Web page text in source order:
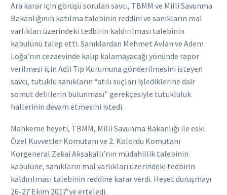
Ara karar için görüşü sorulan savcı, TBMM ve Milli Savunma
Bakanlığının katılma talebinin reddini ve sanıkların mal
varlıkları üzerindeki tedbirin kaldırılması talebinin
kabulünü talep etti. Sanıklardan Mehmet Avlan ve Adem
Loğa’nın cezaevinde kalıp kalamayacağı yönünde rapor
verilmesi için Adli Tıp Kurumuna gönderilmesini isteyen
savcı, tutuklu sanıkların “atılı suçları işlediklerine dair
somut delillerin bulunması” gerekçesiyle tutukluluk
hallerinin devam etmesini istedi.
Mahkeme heyeti, TBMM, Milli Savunma Bakanlığı ile eski
Özel Kuvvetler Komutanı ve 2. Kolordu Komutanı
Korgeneral Zekai Aksakallı’nın müdahillik talebinin
kabulüne, sanıkların mal varlıkları üzerindeki tedbirin
kaldırılması talebinin reddine karar verdi. Heyet duruşmayı
26-27 Ekim 2017’ye erteledi.